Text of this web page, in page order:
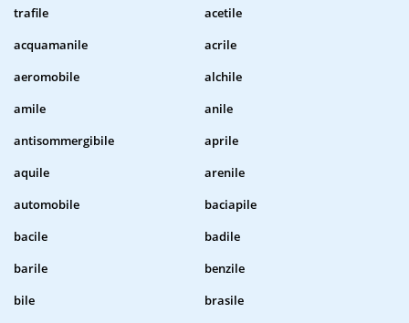
trafile
acetile
acquamanile
acrile
aeromobile
alchile
amile
anile
antisommergibile
aprile
aquile
arenile
automobile
baciapile
bacile
badile
barile
benzile
bile
brasile